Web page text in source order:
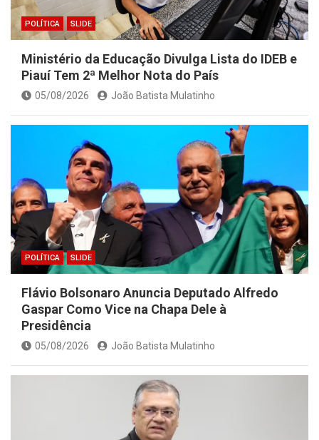
POLÍTICA SLIDE
Ministério da Educação Divulga Lista do IDEB e
Piauí Tem 2ª Melhor Nota do País
05/08/2026 João Batista Mulatinho
POLÍTICA SLIDE
Flávio Bolsonaro Anuncia Deputado Alfredo
Gaspar Como Vice na Chapa Dele à
Presidência
05/08/2026 João Batista Mulatinho